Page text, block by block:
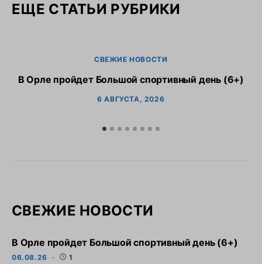
ЕЩЕ СТАТЬИ РУБРИКИ
СВЕЖИЕ НОВОСТИ
В Орле пройдет Большой спортивный день (6+)
6 АВГУСТА, 2026
СВЕЖИЕ НОВОСТИ
В Орле пройдет Большой спортивный день (6+)
06.08.26 1